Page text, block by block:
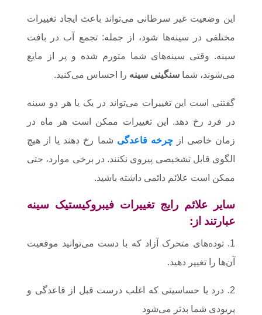
این وضعیت غیر سرطانی می‌تواند باعث ایجاد تغییرات
مختلفی در سینه‌ها شود، از جمله: تجمع آب در بافت
سینه. وقتی سینه‌های شما متورم شده و پر از مایع
می‌شوند، شما سنگینی سینه را احساس می‌کنید.
گفتنی است این تغییرات می‌تواند در یک یا هر دو سینه
در فرد رخ دهد. این تغییرات ممکن است هر ماه در
زمان خاصی ازچرخه قاعدگی شما رخ دهند یا از هیچ
الگوی قابل تشخیصی پیروی نکنند. در برخی موارد، حتی
ممکن است علائم دائمی داشته باشید.
سایر علائم رایج تغییرات فیبروکیستیک سینه
عبارتند از:
1. توده‌های متحرک آزاد که با دست می‌توانید موقعیت
آن‌ها را تغییر دهید.
2. درد یا حساسیتی که اغلب درست قبل از قاعدگی و
پریودی شما بدتر می‌شود